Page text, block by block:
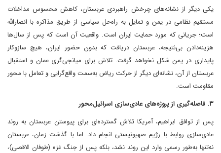
یکی دیگر از نشانه‌های چرخش راهبردی عربستان، کاهش محسوس مداخلات
مستقیم نظامی در یمن و تمایل به راه‌حل سیاسی از طریق مذاکره با انصارالله
است؛ جریانی که مورد حمایت ایران است. واقعیت آن است که پس از سال‌ها
هزینه‌دادن بی‌نتیجه، عربستان دریافت که بدون حضور ایران، هیچ سازوکار
پایداری در یمن شکل نخواهد گرفت. تلاش برای میانجی‌گری عمان و استقبال
عربستان از آن، نشانه‌ای دیگر از حرکت ریاض به‌سمت واقع‌گرایی و تعامل با محور
مقاومت است.
۳. فاصله‌گیری از پروژه‌های عادی‌سازی اسرائیل‌محور
پس از توافق ابراهیم، آمریکا تلاش گسترده‌ای برای پیوستن عربستان به روند
عادی‌سازی روابط با رژیم صهیونیستی انجام داد. اما با گذشت زمان، عربستان
نه‌تنها به‌طور رسمی وارد این روند نشد، بلکه پس از جنگ غزه (طوفان الاقصی)،